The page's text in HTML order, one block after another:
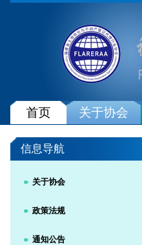
首页 关于协会
信息导航
关于协会
政策法规
通知公告